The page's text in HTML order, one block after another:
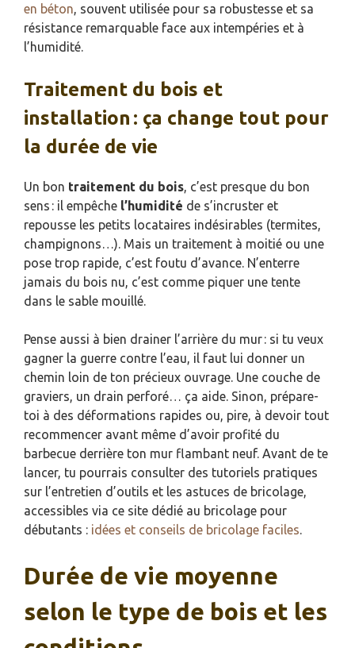
en béton, souvent utilisée pour sa robustesse et sa
résistance remarquable face aux intempéries et à
l’humidité.
Traitement du bois et
installation : ça change tout pour
la durée de vie
Un bon traitement du bois, c’est presque du bon
sens : il empêche l’humidité de s’incruster et
repousse les petits locataires indésirables (termites,
champignons…). Mais un traitement à moitié ou une
pose trop rapide, c’est foutu d’avance. N’enterre
jamais du bois nu, c’est comme piquer une tente
dans le sable mouillé.
Pense aussi à bien drainer l’arrière du mur : si tu veux
gagner la guerre contre l’eau, il faut lui donner un
chemin loin de ton précieux ouvrage. Une couche de
graviers, un drain perforé… ça aide. Sinon, prépare-
toi à des déformations rapides ou, pire, à devoir tout
recommencer avant même d’avoir profité du
barbecue derrière ton mur flambant neuf. Avant de te
lancer, tu pourrais consulter des tutoriels pratiques
sur l’entretien d’outils et les astuces de bricolage,
accessibles via ce site dédié au bricolage pour
débutants : idées et conseils de bricolage faciles.
Durée de vie moyenne
selon le type de bois et les